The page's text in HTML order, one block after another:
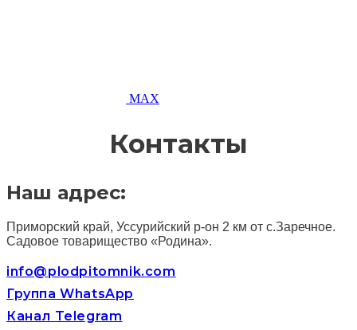
MAX
Контакты
Наш адрес:
Приморский край, Уссурийский р-он 2 км от с.Заречное.
Садовое товарищество «Родина».
info@plodpitomnik.com
Группа WhatsApp
Канал Telegram